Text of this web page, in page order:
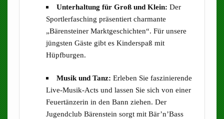
Unterhaltung für Groß und Klein: Der
Sportlerfasching präsentiert charmante
„Bärensteiner Marktgeschichten“. Für unsere
jüngsten Gäste gibt es Kinderspaß mit
Hüpfburgen.
Musik und Tanz: Erleben Sie faszinierende
Live-Musik-Acts und lassen Sie sich von einer
Feuertänzerin in den Bann ziehen. Der
Jugendclub Bärenstein sorgt mit Bär’n’Bass